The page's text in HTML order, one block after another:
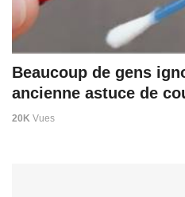
Beaucoup de gens
ancienne astuce de
20K Vues